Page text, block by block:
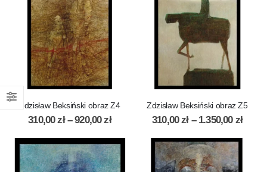
Zdzisław Beksiński obraz Z4
310,00zł – 920,00zł
Zdzisław Beksiński obraz Z5
310,00zł – 1.350,00 zł